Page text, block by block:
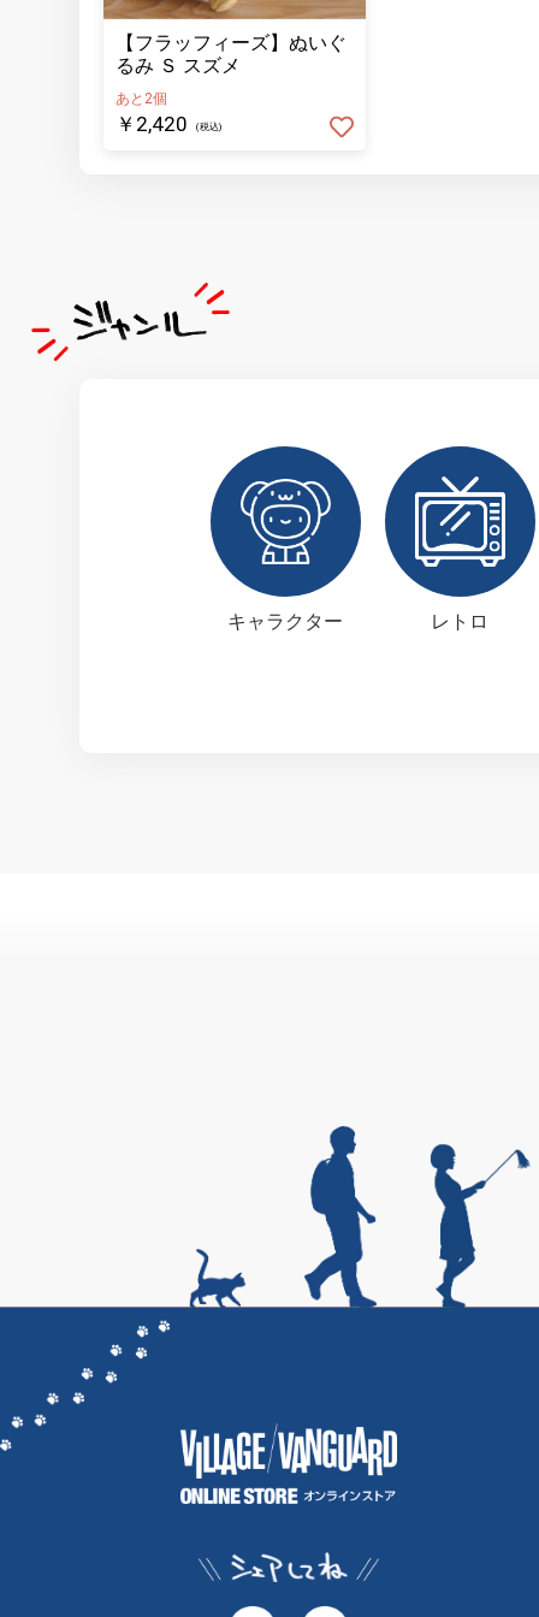
【フラッフィーズ】ぬいぐ
るみ Ｓ スズメ
あと2個
￥2,420 (税込)
キャラクター レトロ